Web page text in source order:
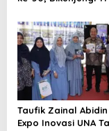
Taufik Zainal Abidin
Expo Inovasi UNA